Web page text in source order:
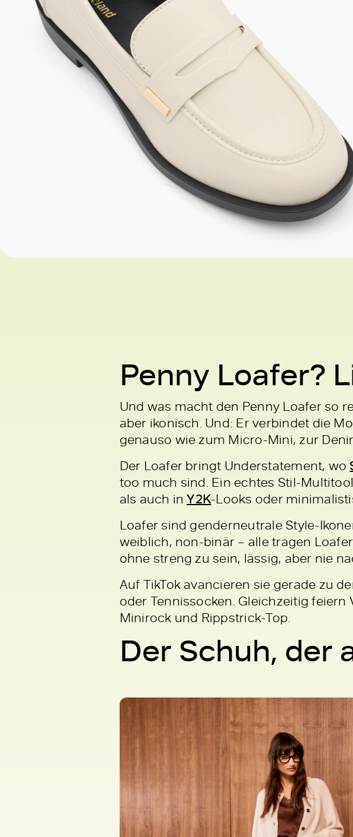
Penny Loafer?
Und was macht den Penny Loafer so
aber ikonisch. Und: Er verbindet die
genauso wie zum Micro-Mini, zur
Der Loafer bringt Understatement, wo
too much sind. Ein echtes Stil-
als auch inY2K-Looks oder
Loafer sind genderneutrale Style-
weiblich, non-binär – alle tragen
ohne streng zu sein, lässig, aber nie
Auf TikTok avancieren sie gerade zu
oder Tennissocken. Gleichzeitig
Minirock und Rippstrick-Top.
Der Schuh, der